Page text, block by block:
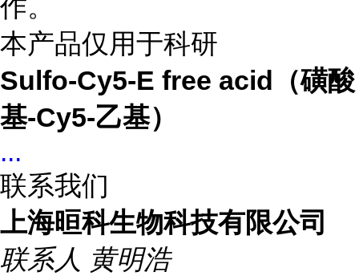
作。
本产品仅用于科研
Sulfo-Cy5-E free acid（磺酸
基-Cy5-乙基）
...
联系我们
上海晅科生物科技有限公司
联系人 黄明浩